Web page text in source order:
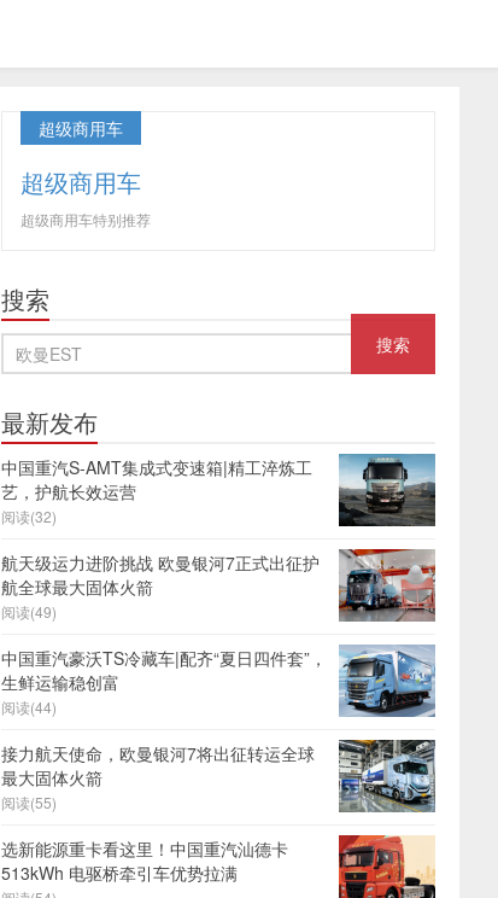
超级商用车
超级商用车
超级商用车特别推荐
搜索
最新发布
中国重汽S-AMT集成式变速箱|精工淬炼工
艺，护航长效运营
阅读(32)
航天级运力进阶挑战 欧曼银河7正式出征护
航全球最大固体火箭
阅读(49)
中国重汽豪沃TS冷藏车|配齐“夏日四件套”，
生鲜运输稳创富
阅读(44)
接力航天使命，欧曼银河7将出征转运全球
最大固体火箭
阅读(55)
选新能源重卡看这里！中国重汽汕德卡
513kWh 电驱桥牵引车优势拉满